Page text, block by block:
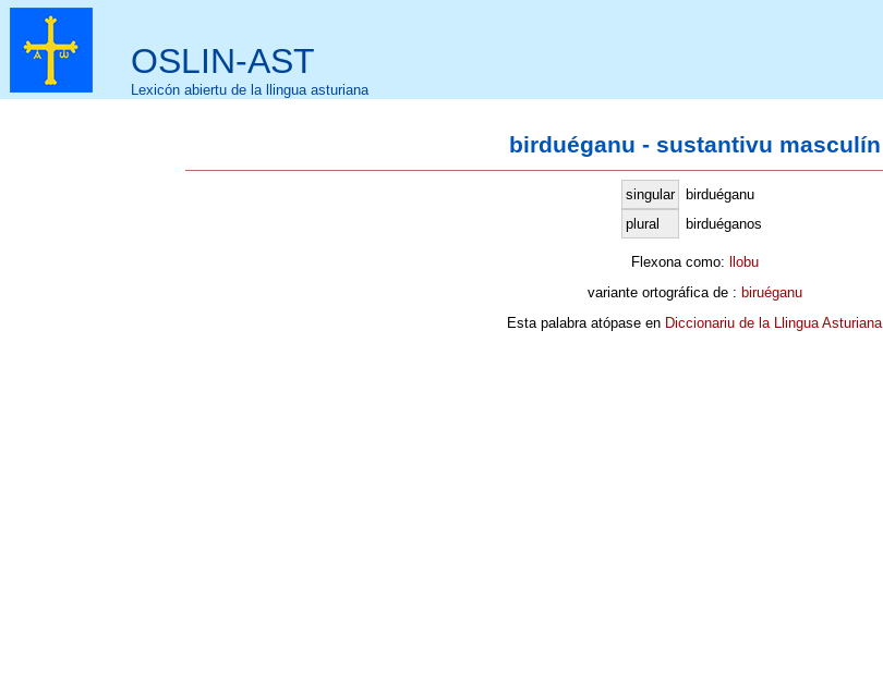
OSLIN-AST
Lexicón abiertu de la llingua asturiana
birduéganu - sustantivu masculín
singular
birduéganu
plural
birduéganos
Flexona como: llobu
variante ortográfica de : biruéganu
Esta palabra atópase en Diccionariu de la Llingua Asturiana